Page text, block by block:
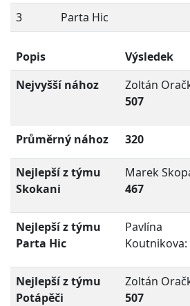
3
Parta Hic
Popis Výsledek
Nejvyšší nához
Zoltán
507
Průměrný nához 320
Nejlepší z týmu
Skokani
Marek
467
Nejlepší z týmu
Parta Hic
Pavlína
Koutnikova:
Nejlepší z týmu
Potápěči
Zoltán
507